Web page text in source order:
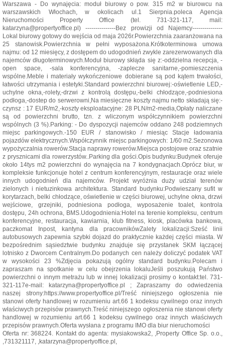
Warszawa - Do wynajęcia: moduł biurowy o pow. 315 m2 w biurowcu na
warszawskich Włochach, w okolicach ul.1 Sierpnia.poleca Agencja
Nieruchomości Property Office (tel. 731-321-117, mail:
katarzyna@propertyoffice.pl) ---------------Bez prowizji od Najemcy---------------
Lokal biurowy gotowy do wejścia od maja 2026r.Powierzchnia zaaranżowana na
25 stanowisk.Powierzchnia w pełni wyposażona.Krótkoterminowa umowa
najmu: od 12 miesięcy, z dostępem do udogodnień zwykle zarezerwowanych dla
najemców długoterminowych.Moduł biurowy skłąda się z:-oddzielna recepcja, -
open space, -sala konferencyjna, -zaplecze sanitarne,-pomieszczenia
wspólne.Meble i materiały wykończeniowe dobierane są pod kątem trwałości,
łatwości utrzymania i estetyki.Standard powierzchni biurowej:-oświetlenie LED,-
uchylne okna,-rolety,-drzwi z kontrolą dostępu,-belki chłodzące,-podniesiona
podłoga,-dostep do serwerowni,Na miesięczne koszty najmu netto składają się:-
czynsz : 17 EUR/m2,-koszty eksploatacyjne: 28 PLN/m2-media,Opłaty naliczane
są od powierzchni brutto, tzn. z wliczonym współczynnikiem powierzchni
wspólnych (3 %).Parking: - Do dyspozycji najemców oddano 248 podziemnych
miejsc parkingowych.-150 EUR / stanowisko / miesiąc Stacje ładowania
pojazdów elektrycznych.Współczynnik miejsc parkingowych: 1/60 m2.Sezonowa
wypożyczalnia rowerów.Stacja naprawy rowerów.Miejsca postojowe oraz szatnie
z prysznicami dla rowerzystów..Parking dla gości.Opis budynku:Budynek oferuje
około 14tys m2 powierzchni do wynajęcia na 7 kondygnacjach.Oprócz biur, w
kompleksie funkcjonuje hotel z centrum konferencyjnym, restauracje oraz wiele
innych udogodnień dla najemców. Projekt wyróżnia duży udział terenów
zielonych i nietuzinkowa architektura. Standard budynku:Podwieszany sufit w
korytarzach, belki chłodzące, oświetlenie w części biurowej, uchylne okna, drzwi
wejściowe, grzejniki, podniesiona podłoga, wyposażenie toalet, kontrola
dostępu, 24h ochrona, BMS.Udogodnienia:Hotel na terenie kompleksu, centrum
konferencyjne, restauracja, kawiarnia, klub fitness, kiosk, placówka bankowa,
paczkomat Inpost, kantyna dla pracownikówZalety lokalizacji:Sześć linii
autobusowych zapewnia szybki dojazd do praktycznie każdej części miasta. W
bezpośrednim sąsiedztwie budynku znajduje się przystanek SKM łączącej
lotnisko z Dworcem Centralnym.Do podanych cen należy doliczyć podatek VAT
w wysokości 23 %Zdjęcia pokazują ogólny standard budynku.Polecam i
zapraszam na spotkanie w celu obejrzenia lokaluJeśli poszukują Państwo
powierzchni o innym metrażu lub w innej lokalizacji prosimy o kontakt:tel. 731-
321-117e-mail: katarzyna@propertyoffice.pl ; Zapraszamy do odwiedzenia
naszej strony:https://www.propertyoffice.pl/Treść niniejszego ogłoszenia nie
stanowi oferty handlowej w rozumieniu art.66 1 kodeksu cywilnego oraz innych
właściwych przepisów prawnych.Treść niniejszego ogłoszenia nie stanowi oferty
handlowej w rozumieniu art.66 1 kodeksu cywilnego oraz innych właściwych
przepisów prawnych.Oferta wysłana z programu IMO dla biur nieruchomości
Oferta nr: 368224. Kontakt do agenta: mysiakowska2, ,Property Office Sp. o.o.,
,731321117, ,katarzyna@propertyoffice.pl,